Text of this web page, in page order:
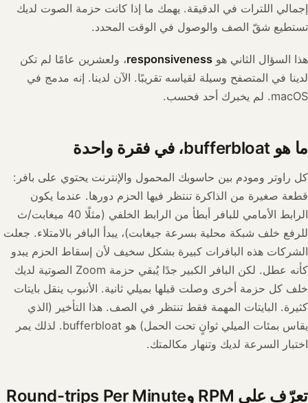
إجمالي اللترات في الدقيقة. يهمك ما إذا كانت حزمة الصوت لديك
تستطيع شقّ الصف والوصول في الوقت المحدد.
هذا السؤال الثاني هو responsiveness، ولعشرين عامًا لم تكن
لدينا في المتصفح وسيلة لقياسه تقريبًا. الآن لدينا. إنه مدمج في
macOS. لم يخبرك أحد فحسب.
ما هو bufferbloat، في فقرة واحدة
كل راوتر ومودم بين حاسوبك المحمول والإنترنت يحتوي على بافر:
قطعة صغيرة من الذاكرة تنتظر فيها الحزم دورها. عندما يكون
الرابط الأمامي للبافر أبطأ من الرابط الخلفي (مثلًا 40 ميغابت/ث
للرفع خلف شبكة محلية بسرعة جيغابت)، يبدأ البافر بالامتلاء. جعلت
الشركات هذه البافرات كبيرة بشكل سخيف لأن إسقاط الحزم يبدو
كأنه عطل. لكن البافر الكبير جدًا يُبقي حزمة Zoom الصوتية لديك
خلف كل حزمة أخرى وصلت قبلها بميلي ثانية. الأنبوب ينقل بايتات
كثيرة. البايتات المهمة فقط تنتظر في الصف. هذا التأخير (الذي
يقاس بمئات الميلي ثوانٍ تحت الحمل) هو bufferbloat. لذلك يمر
اختبار السرعة لديك وتنهار مكالمتك.
تعرّف على RPM وRound-trips Per Minute